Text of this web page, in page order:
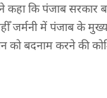
कि पंजाब सरकार
जर्मनी में पंजाब के
को बदनाम करने की